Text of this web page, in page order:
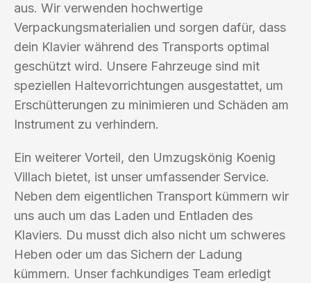
aus. Wir verwenden hochwertige
Verpackungsmaterialien und sorgen dafür, dass
dein Klavier während des Transports optimal
geschützt wird. Unsere Fahrzeuge sind mit
speziellen Haltevorrichtungen ausgestattet, um
Erschütterungen zu minimieren und Schäden am
Instrument zu verhindern.
Ein weiterer Vorteil, den Umzugskönig Koenig
Villach bietet, ist unser umfassender Service.
Neben dem eigentlichen Transport kümmern wir
uns auch um das Laden und Entladen des
Klaviers. Du musst dich also nicht um schweres
Heben oder um das Sichern der Ladung
kümmern. Unser fachkundiges Team erledigt